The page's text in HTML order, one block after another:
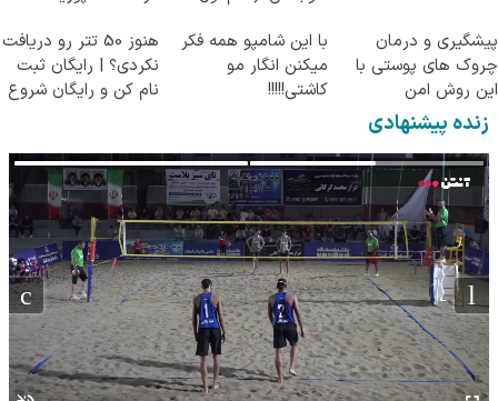
پیشگیری و درمان
چروک های پوستی با
این روش امن
با این شامپو همه فکر
میکنن انگار مو
کاشتی!!!!!
هنوز 50 تتر رو دریافت
نکردی؟ | رایگان ثبت
نام کن و رایگان شروع
زنده پیشنهادی